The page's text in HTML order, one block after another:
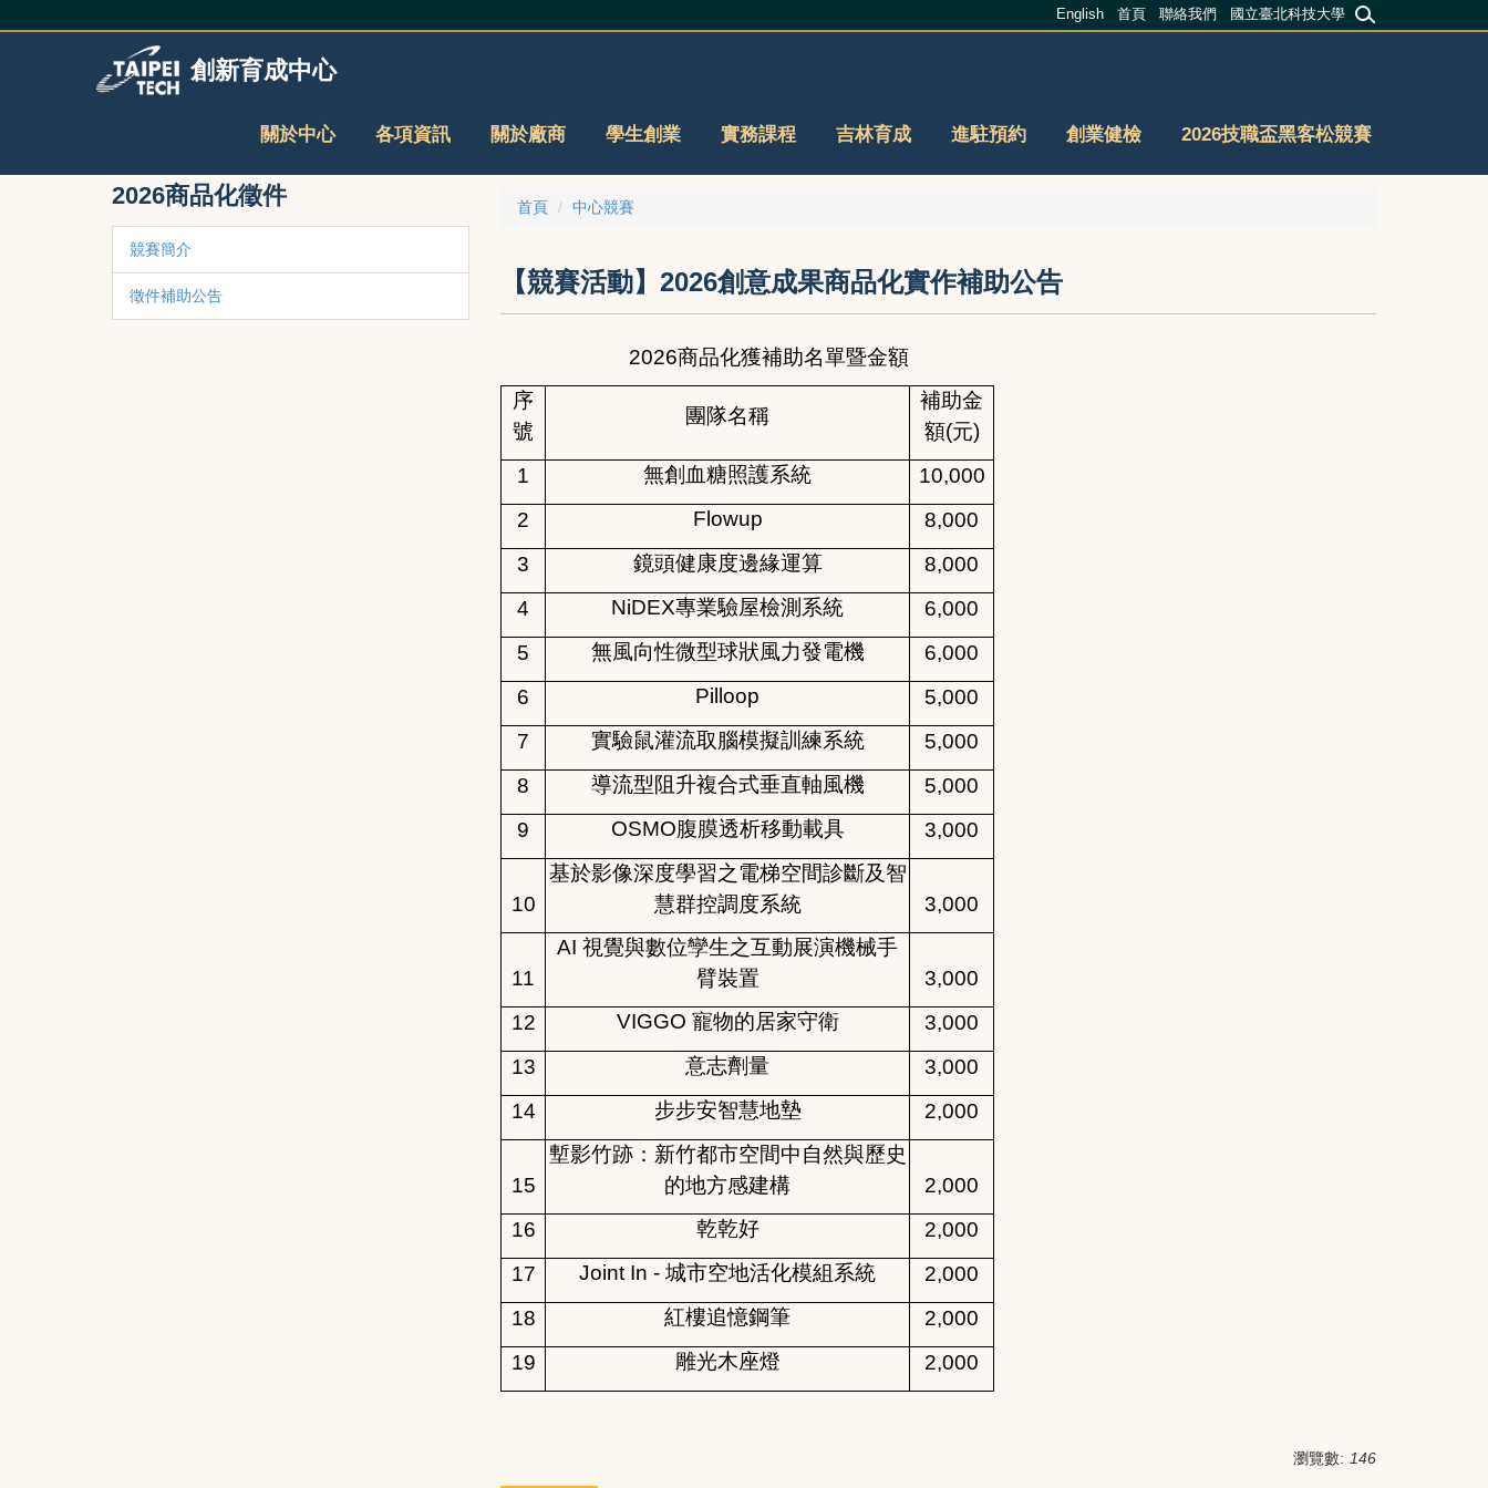
創新育成中心
關於中心 各項資訊 關於廠商 學生創業 實務課程 吉林育成 進駐預約 創業健檢 2026技職盃黑客松競賽
English 首頁 聯絡我們 國立臺北科技大學
2026商品化徵件
競賽簡介
徵件補助公告
首頁 中心競賽
【競賽活動】2026創意成果商品化實作補助公告
2026商品化獲補助名單暨金額
序
號
團隊名稱
補助金
額(元)
1
無創血糖照護系統
10,000
2
Flowup
8,000
3
鏡頭健康度邊緣運算
8,000
4
NiDEX專業驗屋檢測系統
6,000
5
無風向性微型球狀風力發電機
6,000
6
Pilloop
5,000
7
實驗鼠灌流取腦模擬訓練系統
5,000
8
導流型阻升複合式垂直軸風機
5,000
9
OSMO腹膜透析移動載具 3,000
10
基於影像深度學習之電梯空間診斷及智
慧群控調度系統
3,000
11
AI 視覺與數位孿生之互動展演機械手
臂裝置
3,000
12
VIGGO 寵物的居家守衛
3,000
13
意志劑量
3,000
14
步步安智慧地墊 2,000
15
塹影竹跡：新竹都市空間中自然與歷史
的地方感建構
2,000
16
乾乾好
2,000
17
Joint In - 城市空地活化模組系統
2,000
18
紅樓追憶鋼筆
2,000
19
雕光木座燈 2,000
瀏覽數: 146